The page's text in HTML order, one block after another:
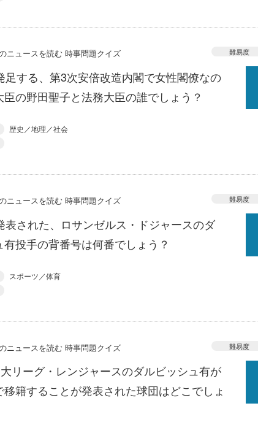
ニュースを読む 時事問題クイズ 難易度
足する、第3次安倍改造内閣で女性閣僚なの
臣の野田聖子と法務大臣の誰でしょう？
歴史／地理／社会
ニュースを読む 時事問題クイズ 難易度
表された、ロサンゼルス・ドジャースのダ
有投手の背番号は何番でしょう？
スポーツ／体育
ニュースを読む 時事問題クイズ 難易度
リーグ・レンジャースのダルビッシュ有が
移籍することが発表された球団はどこでしょ